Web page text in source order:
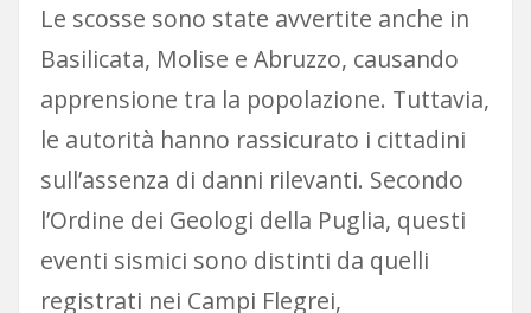
Le scosse sono state avvertite anche in
Basilicata, Molise e Abruzzo, causando
apprensione tra la popolazione. Tuttavia,
le autorità hanno rassicurato i cittadini
sull’assenza di danni rilevanti. Secondo
l’Ordine dei Geologi della Puglia, questi
eventi sismici sono distinti da quelli
registrati nei Campi Flegrei,